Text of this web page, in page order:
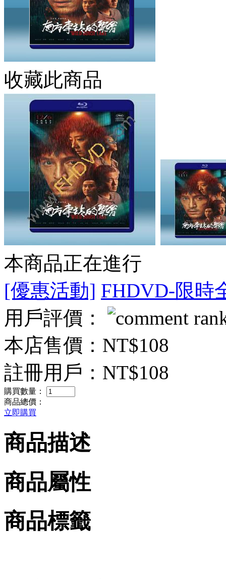
收藏此商品
本商品正在進行
[優惠活動] FHDVD-限時
用戶評價：
本店售價： NT$108
註冊用戶： NT$108
購買數量：
商品總價：
立即購買
商品描述
商品屬性
商品標籤